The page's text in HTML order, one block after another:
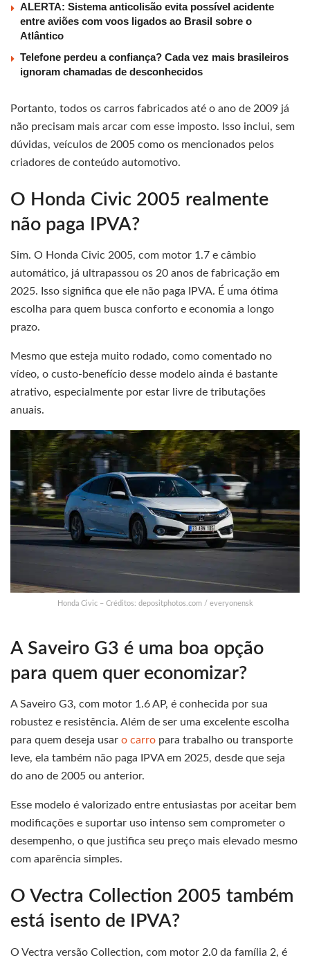
ALERTA: Sistema anticolisão evita possível acidente
entre aviões com voos ligados ao Brasil sobre o
Atlântico
Telefone perdeu a confiança? Cada vez mais brasileiros
ignoram chamadas de desconhecidos
Portanto, todos os carros fabricados até o ano de 2009 já
não precisam mais arcar com esse imposto. Isso inclui, sem
dúvidas, veículos de 2005 como os mencionados pelos
criadores de conteúdo automotivo.
O Honda Civic 2005 realmente
não paga IPVA?
Sim. O Honda Civic 2005, com motor 1.7 e câmbio
automático, já ultrapassou os 20 anos de fabricação em
2025. Isso significa que ele não paga IPVA. É uma ótima
escolha para quem busca conforto e economia a longo
prazo.
Mesmo que esteja muito rodado, como comentado no
vídeo, o custo-benefício desse modelo ainda é bastante
atrativo, especialmente por estar livre de tributações
anuais.
Honda Civic – Créditos: depositphotos.com / everyonensk
A Saveiro G3 é uma boa opção
para quem quer economizar?
A Saveiro G3, com motor 1.6 AP, é conhecida por sua
robustez e resistência. Além de ser uma excelente escolha
para quem deseja usar o carro para trabalho ou transporte
leve, ela também não paga IPVA em 2025, desde que seja
do ano de 2005 ou anterior.
Esse modelo é valorizado entre entusiastas por aceitar bem
modificações e suportar uso intenso sem comprometer o
desempenho, o que justifica seu preço mais elevado mesmo
com aparência simples.
O Vectra Collection 2005 também
está isento de IPVA?
O Vectra versão Collection, com motor 2.0 da família 2, é